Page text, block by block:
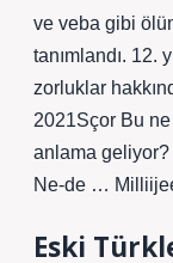
ve veba gibi
tanımlandı. 12.
zorluklar
2021Sçor Bu
anlama
Ne-de …
Eski